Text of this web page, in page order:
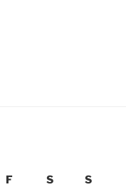
F S S